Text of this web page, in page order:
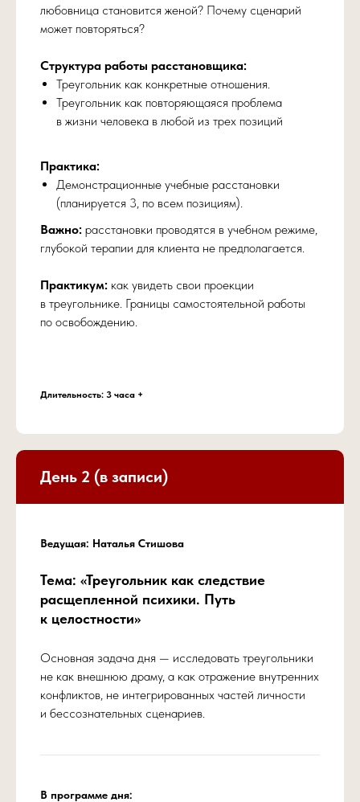
любовница становится женой? Почему сценарий
может повторяться?
Структура работы расстановщика:
Треугольник как конкретные отношения.
Треугольник как повторяющаяся проблема
в жизни человека в любой из трех позиций
Практика:
Демонстрационные учебные расстановки
(планируется 3, по всем позициям).
Важно: расстановки проводятся в учебном режиме,
глубокой терапии для клиента не предполагается.
Практикум: как увидеть свои проекции
в треугольнике. Границы самостоятельной работы
по освобождению.
Длительность: 3 часа +
День 2 (в записи)
Ведущая: Наталья Стишова
Тема: «Треугольник как следствие
расщепленной психики. Путь
к целостности»
Основная задача дня — исследовать треугольники
не как внешнюю драму, а как отражение внутренних
конфликтов, не интегрированных частей личности
и бессознательных сценариев.
В программе дня:
Купить запись
и психологических.
Четкое видение динамик, скрытых
за ролями «обманутый», «изменник»,
«любовник».